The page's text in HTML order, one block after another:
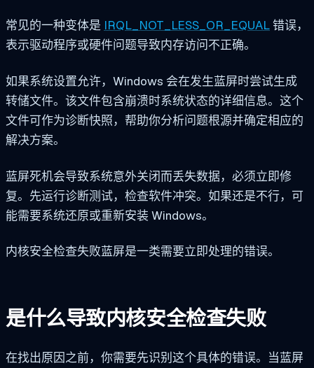
常见的一种变体是 IRQL_NOT_LESS_OR_EQUAL错误，
表示驱动程序或硬件问题导致内存访问不正确。
如果系统设置允许，Windows 会在发生蓝屏时尝试生成
转储文件。该文件包含崩溃时系统状态的详细信息。这个
文件可作为诊断快照，帮助你分析问题根源并确定相应的
解决方案。
蓝屏死机会导致系统意外关闭而丢失数据，必须立即修
复。先运行诊断测试，检查软件冲突。如果还是不行，可
能需要系统还原或重新安装 Windows。
内核安全检查失败蓝屏是一类需要立即处理的错误。
是什么导致内核安全检查失败
在找出原因之前，你需要先识别这个具体的错误。当蓝屏